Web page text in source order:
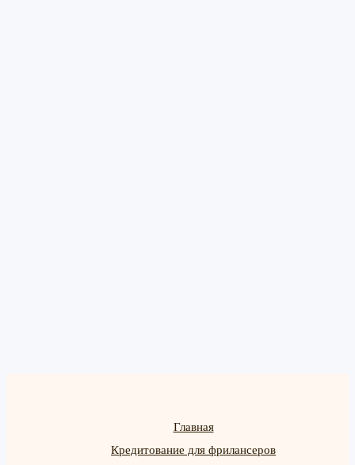
Главная
Кредитование для фрилансеров